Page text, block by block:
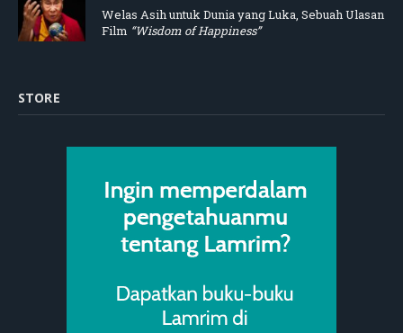
Welas Asih untuk Dunia yang Luka, Sebuah Ulasan
Film “Wisdom of Happiness”
STORE